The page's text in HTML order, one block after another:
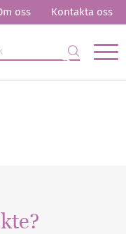
oss Kontakta oss